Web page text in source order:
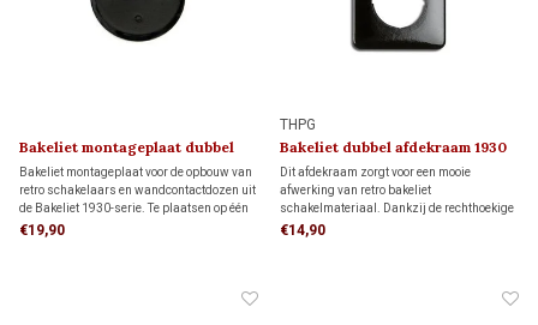
Bakeliet montageplaat dubbel
1930
Bakeliet montageplaat voor de opbouw van
retro schakelaars en wandcontactdozen uit
de Bakeliet 1930-serie. Te plaatsen op één
inbouwdoos of direct op de wand. Voor een
€19,90
THPG
Bakeliet dubbel afdekraam 1930
Dit afdekraam zorgt voor een mooie
afwerking van retro bakeliet
schakelmateriaal. Dankzij de rechthoekige
vorm biedt het meer dekking rondom de
€14,90